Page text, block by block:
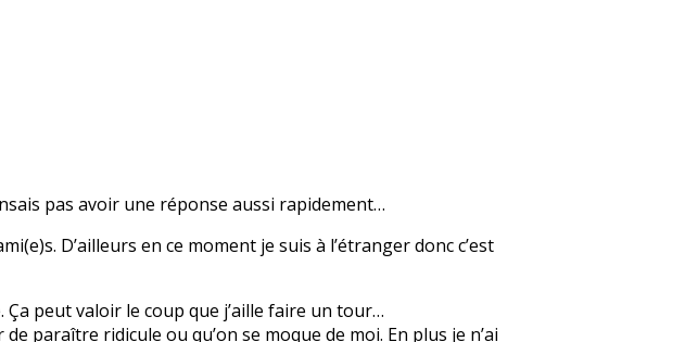
pas avoir une réponse aussi rapidement…
D’ailleurs en ce moment je suis à l’étranger donc c’est
Ça peut valoir le coup que j’aille faire un tour…
paraître ridicule ou qu’on se moque de moi. En plus je n’ai